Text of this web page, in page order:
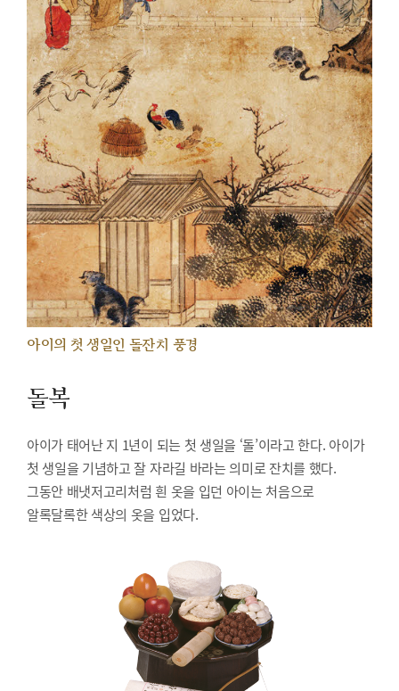
아이의 첫 생일인 돌잔치 풍경
돌복
아이가 태어난 지 1년이 되는 첫 생일을 ‘돌’이라고 한다. 아이가
첫 생일을 기념하고 잘 자라길 바라는 의미로 잔치를 했다.
그동안 배냇저고리처럼 흰 옷을 입던 아이는 처음으로
알록달록한 색상의 옷을 입었다.